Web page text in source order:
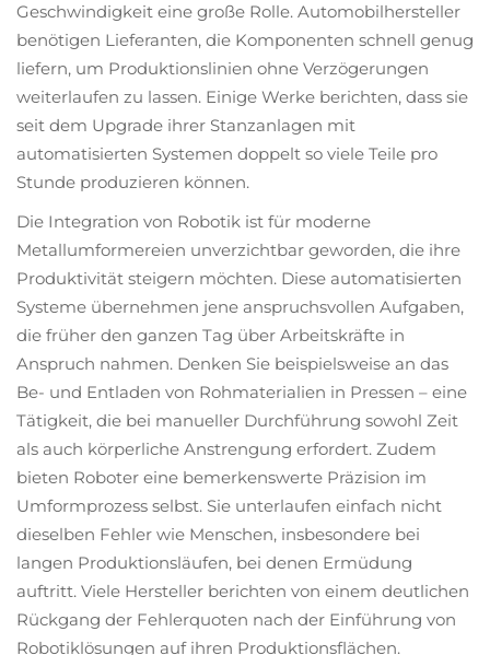
Geschwindigkeit eine große Rolle. Automobilhersteller
benötigen Lieferanten, die Komponenten schnell genug
liefern, um Produktionslinien ohne Verzögerungen
weiterlaufen zu lassen. Einige Werke berichten, dass sie
seit dem Upgrade ihrer Stanzanlagen mit
automatisierten Systemen doppelt so viele Teile pro
Stunde produzieren können.
Die Integration von Robotik ist für moderne
Metallumformereien unverzichtbar geworden, die ihre
Produktivität steigern möchten. Diese automatisierten
Systeme übernehmen jene anspruchsvollen Aufgaben,
die früher den ganzen Tag über Arbeitskräfte in
Anspruch nahmen. Denken Sie beispielsweise an das
Be- und Entladen von Rohmaterialien in Pressen – eine
Tätigkeit, die bei manueller Durchführung sowohl Zeit
als auch körperliche Anstrengung erfordert. Zudem
bieten Roboter eine bemerkenswerte Präzision im
Umformprozess selbst. Sie unterlaufen einfach nicht
dieselben Fehler wie Menschen, insbesondere bei
langen Produktionsläufen, bei denen Ermüdung
auftritt. Viele Hersteller berichten von einem deutlichen
Rückgang der Fehlerquoten nach der Einführung von
Robotiklösungen auf ihren Produktionsflächen.